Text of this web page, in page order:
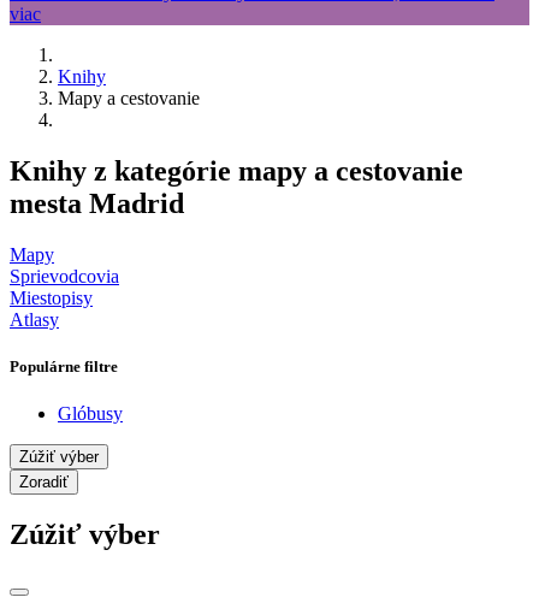
Knihy
Mapy a cestovanie
Knihy z kategórie mapy a cestovanie
mesta Madrid
Mapy
Sprievodcovia
Miestopisy
Atlasy
Populárne filtre
Glóbusy
Zúžiť výber
Zoradiť
Zúžiť výber